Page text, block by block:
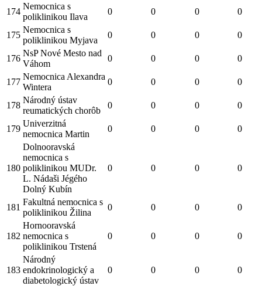
174
Nemocnica s
poliklinikou Ilava
0 0 0 0
175
Nemocnica s
poliklinikou Myjava
0 0 0 0
176
NsP Nové Mesto nad
Váhom
0 0 0 0
177
Nemocnica Alexandra
Wintera
0 0 0 0
178
Národný ústav
reumatických chorôb
0 0 0 0
179
Univerzitná
nemocnica Martin
0 0 0 0
180
Dolnooravská
nemocnica s
poliklinikou MUDr.
L. Nádaši Jégého
Dolný Kubín
0 0 0 0
181
Fakultná nemocnica s
poliklinikou Žilina
0 0 0 0
182
Hornooravská
nemocnica s
poliklinikou Trstená
0 0 0 0
183
Národný
endokrinologický a
diabetologický ústav
0 0 0 0